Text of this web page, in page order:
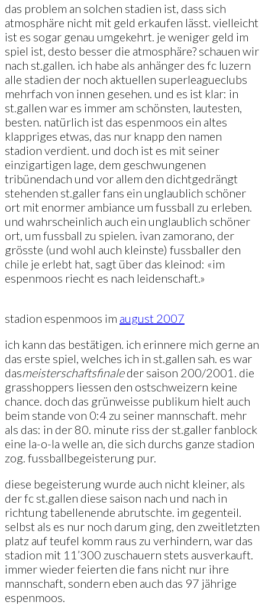
das problem an solchen stadien ist, dass sich
atmosphäre nicht mit geld erkaufen lässt. vielleicht
ist es sogar genau umgekehrt. je weniger geld im
spiel ist, desto besser die atmosphäre? schauen wir
nach st.gallen. ich habe als anhänger des fc luzern
alle stadien der noch aktuellen superleagueclubs
mehrfach von innen gesehen. und es ist klar: in
st.gallen war es immer am schönsten, lautesten,
besten. natürlich ist das espenmoos ein altes
klappriges etwas, das nur knapp den namen
stadion verdient. und doch ist es mit seiner
einzigartigen lage, dem geschwungenen
tribünendach und vor allem den dichtgedrängt
stehenden st.galler fans ein unglaublich schöner
ort mit enormer ambiance um fussball zu erleben.
und wahrscheinlich auch ein unglaublich schöner
ort, um fussball zu spielen. ivan zamorano, der
grösste (und wohl auch kleinste) fussballer den
chile je erlebt hat, sagt über das kleinod: «im
espenmoos riecht es nach leidenschaft.»
stadion espenmoos im august 2007
ich kann das bestätigen. ich erinnere mich gerne an
das erste spiel, welches ich in st.gallen sah. es war
dasmeisterschaftsfinaleder saison 200/2001. die
grasshoppers liessen den ostschweizern keine
chance. doch das grünweisse publikum hielt auch
beim stande von 0:4 zu seiner mannschaft. mehr
als das: in der 80. minute riss der st.galler fanblock
eine la-o-la welle an, die sich durchs ganze stadion
zog. fussballbegeisterung pur.
diese begeisterung wurde auch nicht kleiner, als
der fc st.gallen diese saison nach und nach in
richtung tabellenende abrutschte. im gegenteil.
selbst als es nur noch darum ging, den zweitletzten
platz auf teufel komm raus zu verhindern, war das
stadion mit 11’300 zuschauern stets ausverkauft.
immer wieder feierten die fans nicht nur ihre
mannschaft, sondern eben auch das 97 jährige
espenmoos.